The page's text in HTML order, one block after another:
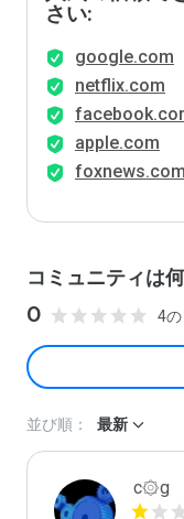
さい:
google.com
netflix.com
apple.com
foxnews.com
コミュニティは
0 4の
並び順： 最新
c۞g